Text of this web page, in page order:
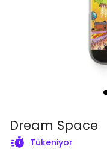
Dream Space
Tükeniyor